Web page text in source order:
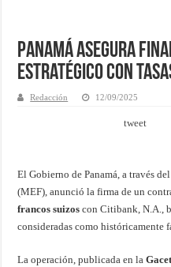
Panamá asegura
estratégico con
Redacción 12/09/2025
tweet
El Gobierno de Panamá, a través
(MEF), anunció la firma de un
francos suizos con Citibank, N.A.,
consideradas como históricamente
La operación, publicada en la